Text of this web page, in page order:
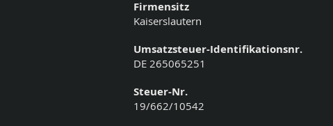
Firmensitz
Kaiserslautern
Umsatzsteuer-Identifikationsnr.
DE 265065251
Steuer-Nr.
19/662/10542